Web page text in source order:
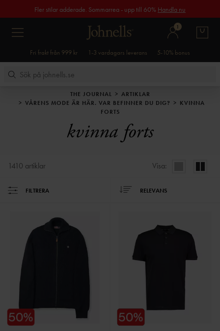
Fler stilar adderade. Sommarrea - upp till 60% Handla nu
1
Fri frakt från 999 kr 1-3 vardagars leverans 5-10% bonus
THE JOURNAL
ARTIKLAR
VÅRENS MODE ÄR HÄR. VAR BEFINNER DU DIG?
KVINNA
FORTS
kvinna forts
1410 artiklar Visa:
FILTRERA RELEVANS